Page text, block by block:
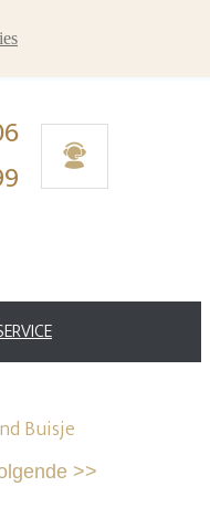
Buisje
>>